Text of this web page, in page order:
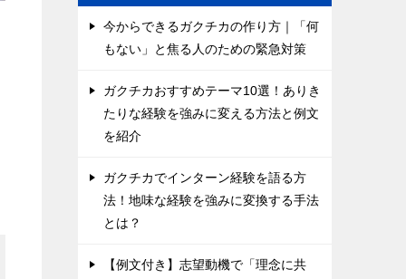
今からできるガクチカの作り方｜「何
もない」と焦る人のための緊急対策
ガクチカおすすめテーマ10選！ありき
たりな経験を強みに変える方法と例文
を紹介
ガクチカでインターン経験を語る方
法！地味な経験を強みに変換する手法
とは？
【例文付き】志望動機で「理念に共